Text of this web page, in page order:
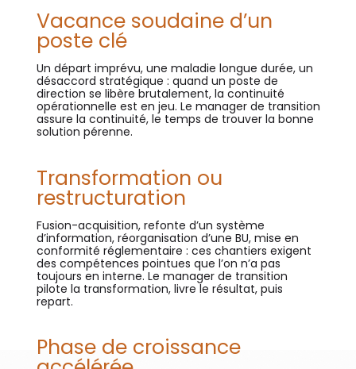
Vacance soudaine d’un
poste clé
Un départ imprévu, une maladie longue durée, un
désaccord stratégique : quand un poste de
direction se libère brutalement, la continuité
opérationnelle est en jeu. Le manager de transition
assure la continuité, le temps de trouver la bonne
solution pérenne.
Transformation ou
restructuration
Fusion-acquisition, refonte d’un système
d’information, réorganisation d’une BU, mise en
conformité réglementaire : ces chantiers exigent
des compétences pointues que l’on n’a pas
toujours en interne. Le manager de transition
pilote la transformation, livre le résultat, puis
repart.
Phase de croissance